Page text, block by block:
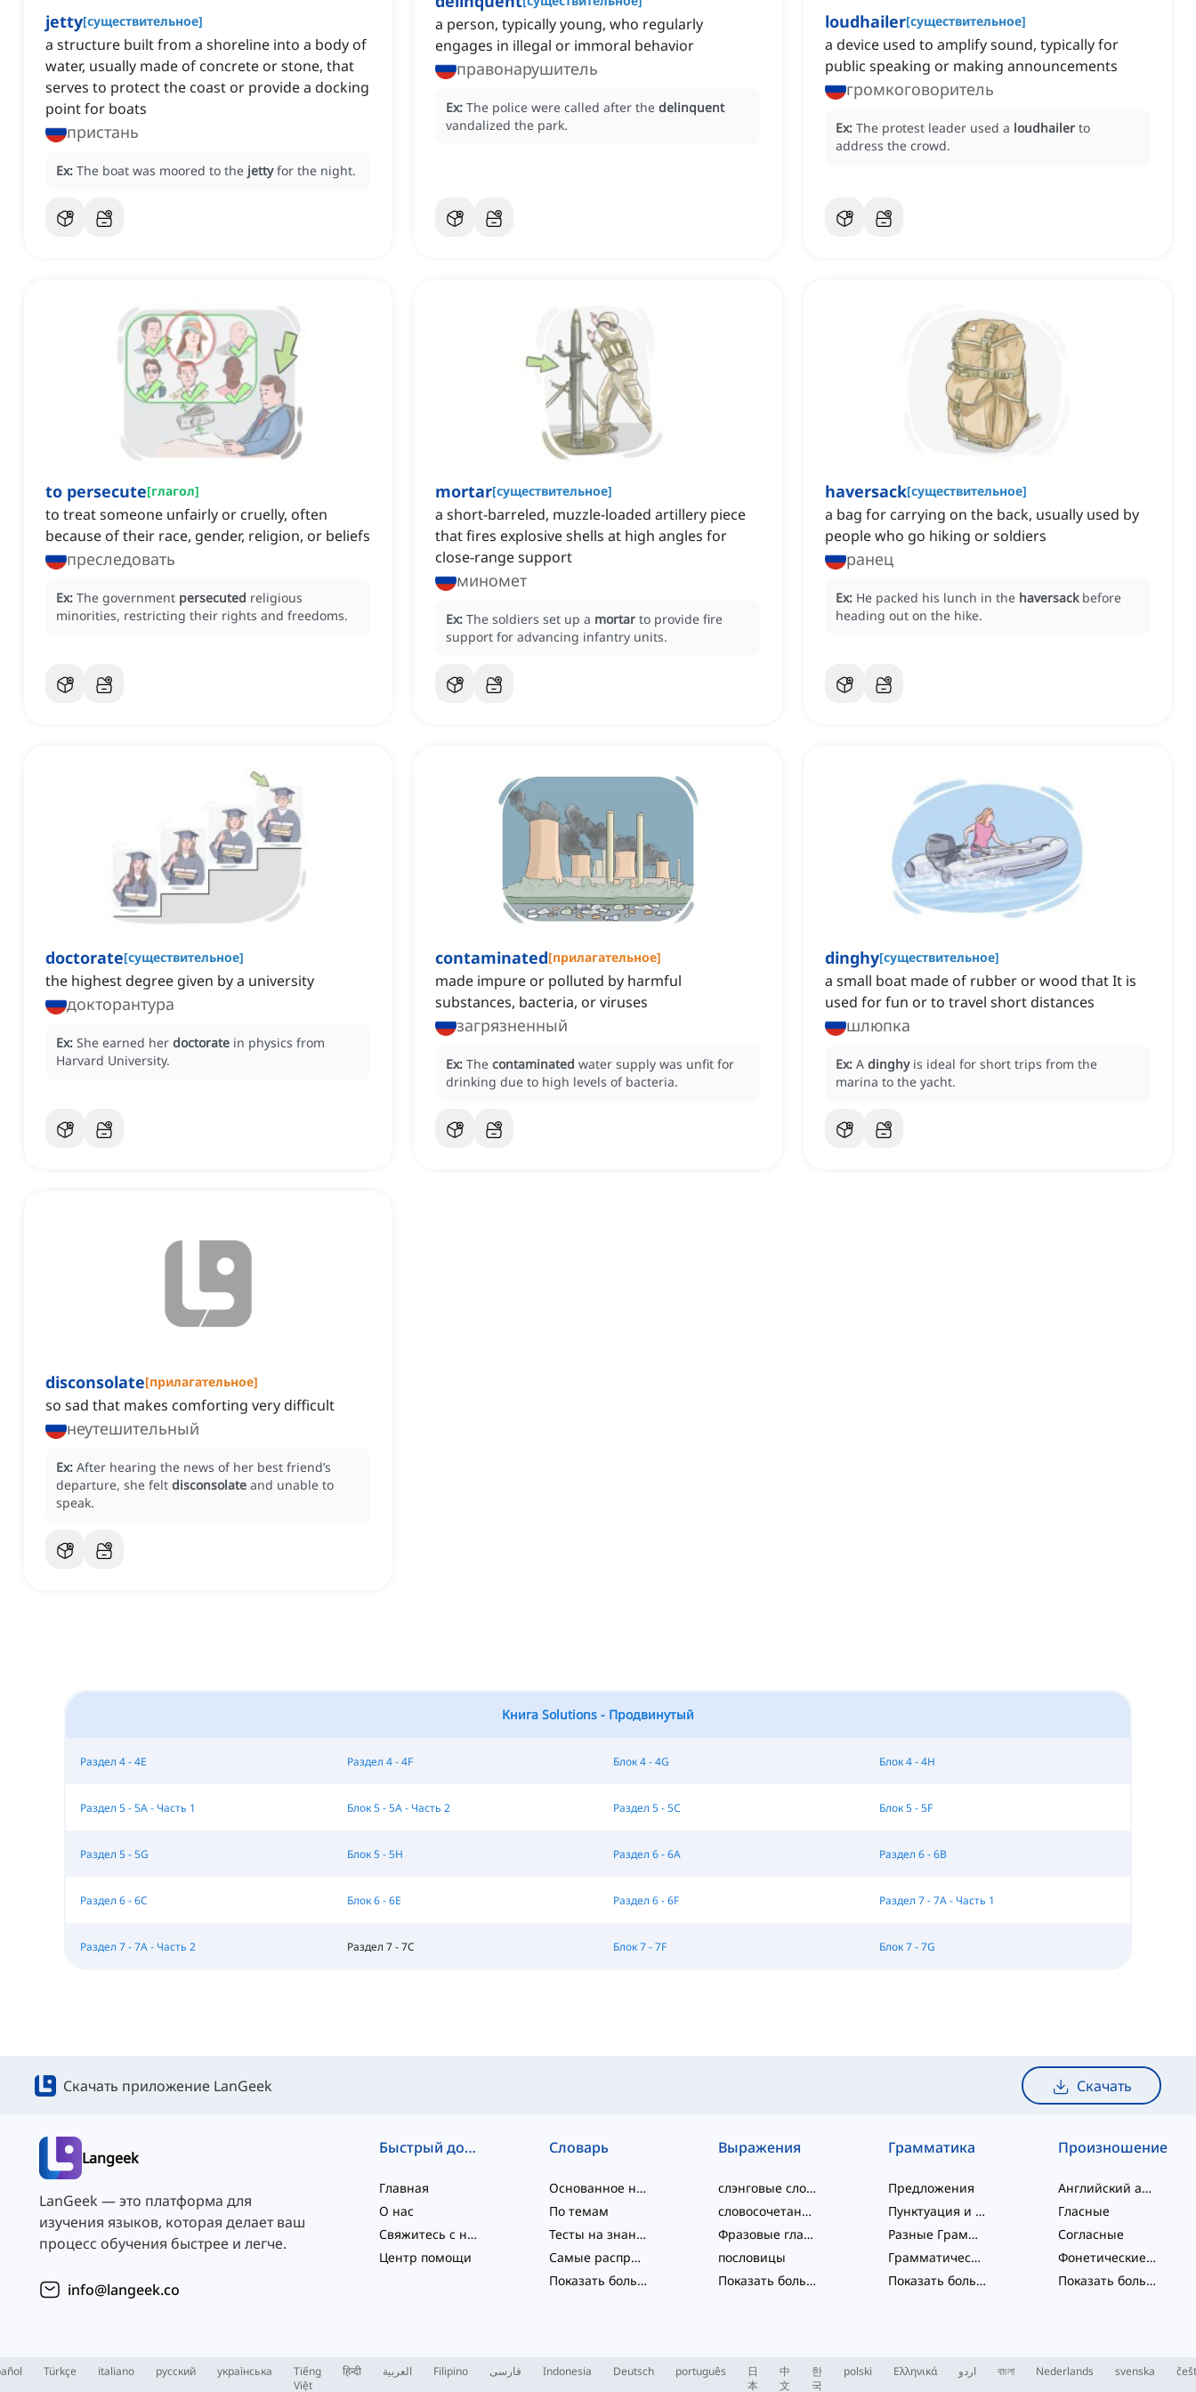
jetty[существительное]
a structure built from a shoreline into a body of
water, usually made of concrete or stone, that
serves to protect the coast or provide a docking
point for boats
пристань
Ex: The boat was moored to the jetty for the night.
a person, typically young, who regularly
engages in illegal or immoral behavior
правонарушитель
Ex: The police were called after the delinquent
vandalized the park.
loudhailer[существительное]
a device used to amplify sound, typically for
public speaking or making announcements
громкоговоритель
Ex: The protest leader used a loudhailer to
address the crowd.
to persecute[глагол]
to treat someone unfairly or cruelly, often
because of their race, gender, religion, or beliefs
преследовать
Ex: The government persecuted religious
minorities, restricting their rights and freedoms.
mortar[существительное]
a short-barreled, muzzle-loaded artillery piece
that fires explosive shells at high angles for
close-range support
миномет
Ex: The soldiers set up a mortar to provide fire
support for advancing infantry units.
haversack[существительное]
a bag for carrying on the back, usually used by
people who go hiking or soldiers
ранец
Ex: He packed his lunch in the haversack before
heading out on the hike.
doctorate[существительное]
the highest degree given by a university
докторантура
Ex: She earned her doctorate in physics from
Harvard University.
contaminated[прилагательное]
made impure or polluted by harmful
substances, bacteria, or viruses
загрязненный
Ex: The contaminated water supply was unfit for
drinking due to high levels of bacteria.
dinghy[существительное]
a small boat made of rubber or wood that It is
used for fun or to travel short distances
шлюпка
Ex: A dinghy is ideal for short trips from the
marina to the yacht.
disconsolate[прилагательное]
so sad that makes comforting very difficult
неутешительный
Ex: After hearing the news of her best friend’s
departure, she felt disconsolate and unable to
speak.
Книга Solutions - Продвинутый
Раздел 4 - 4E Раздел 4 - 4F Блок 4 - 4G Блок 4 - 4H
Раздел 5 - 5A - Часть 1 Блок 5 - 5A - Часть 2 Раздел 5 - 5C Блок 5 - 5F
Раздел 5 - 5G Блок 5 - 5H Раздел 6 - 6A Раздел 6 - 6B
Раздел 6 - 6C Блок 6 - 6E Раздел 6 - 6F Раздел 7 - 7A - Часть 1
Раздел 7 - 7A - Часть 2 Раздел 7 - 7C Блок 7 - 7F Блок 7 - 7G
Скачать приложение LanGeek Скачать
Langeek
LanGeek — это платформа для
изучения языков, которая делает ваш
процесс обучения быстрее и легче.
info@langeek.co
Быстрый доступ
Главная
О нас
Свяжитесь с нами
Центр помощи
Словарь
Основанное на уровне
По темам
Тесты на знание языка
Самые распространённые
Показать больше
Выражения
слэнговые слова
словосочетания
Фразовые глаголы
пословицы
Показать больше
Грамматика
Предложения
Пунктуация и Орфография
Разные Грамматические Темы
Грамматические Функции
Показать больше
Произношение
Английский алфавит
Гласные
Согласные
Фонетические концепции
Показать больше
Türkçe italiano русский українська
Tiếng
Việt
हिन्दी العربية Filipino فارسی Indonesia Deutsch português
日
本
中
文
한
국
polski Ελληνικά اردو বাংলা Nederlands svenska